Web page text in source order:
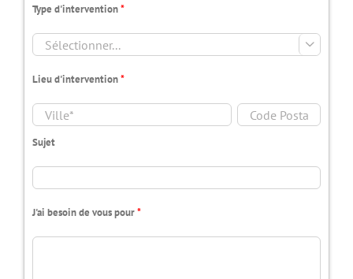
Type d'intervention*

Lieu d'intervention*
Sujet
J'ai besoin de vous pour*